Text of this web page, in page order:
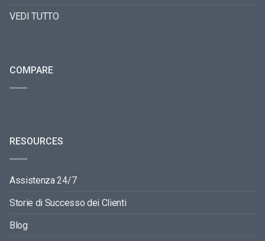
VEDI TUTTO
COMPARE
RESOURCES
Assistenza 24/7
Storie di Successo dei Clienti
Blog